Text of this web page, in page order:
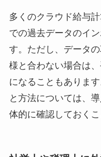
多くのクラウド給与
での過去データのイ
す。ただし、データ
様と合わない場合は
になることもありま
と方法については、
体的に確認しておくこ